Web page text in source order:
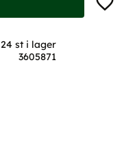
24 st i lager
3605871